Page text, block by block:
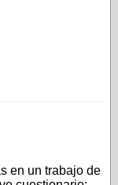
en un trabajo de